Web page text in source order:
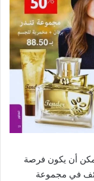
أن يكون فرصة
في مجموعة